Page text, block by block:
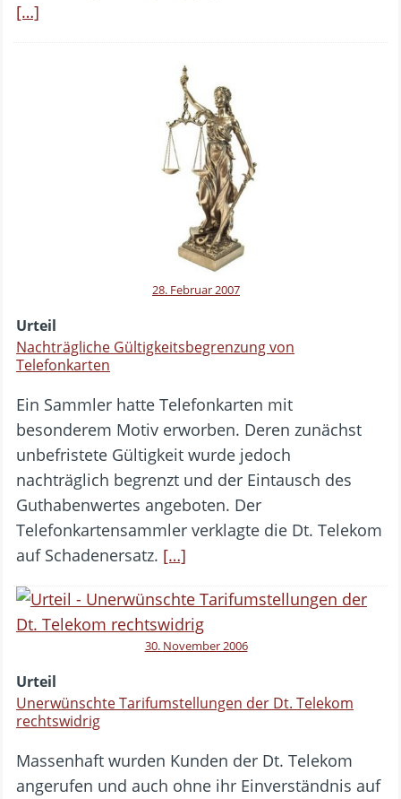
[…]
28. Februar 2007
Urteil
Nachträgliche Gültigkeitsbegrenzung von
Telefonkarten
Ein Sammler hatte Telefonkarten mit
besonderem Motiv erworben. Deren zunächst
unbefristete Gültigkeit wurde jedoch
nachträglich begrenzt und der Eintausch des
Guthabenwertes angeboten. Der
Telefonkartensammler verklagte die Dt. Telekom
auf Schadenersatz. […]
30. November 2006
Urteil
Unerwünschte Tarifumstellungen der Dt. Telekom
rechtswidrig
Massenhaft wurden Kunden der Dt. Telekom
angerufen und auch ohne ihr Einverständnis auf